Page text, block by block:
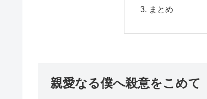
まとめ
親愛なる僕へ殺意をこめ